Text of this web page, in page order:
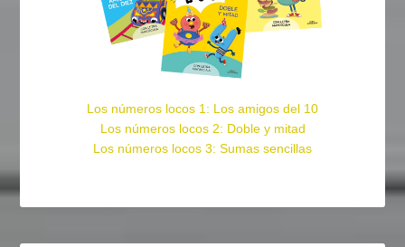
Los números locos 1: Los amigos del 10
Los números locos 2: Doble y mitad
Los números locos 3: Sumas sencillas